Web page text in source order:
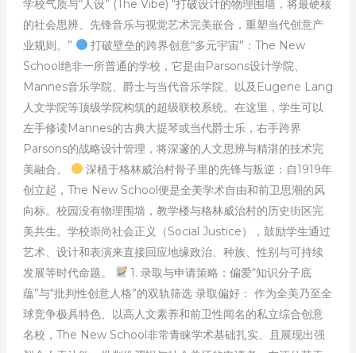
学校气质与“人设” (The Vibe) “打破设计的物理围墙，将最硬核
的社会思辨、先锋音乐与视觉艺术完美嵌合，重塑当代创意产
业规则。”
打破壁垒的跨界创意“多元宇宙”：The New
School绝非一所普通的学校，它是由Parsons设计学院、
Mannes音乐学院、爵士与当代音乐学院、以及Eugene Lang
人文学院等顶级学院构筑的超级联校系统。在这里，学生可以
左手修读Mannes的古典大提琴或当代爵士乐，右手跨界
Parsons的战略设计管理，将深邃的人文思辨与精湛的技术完
美融合。
深植于格林威治村骨子里的先锋与叛逆：自1919年
创立起，The New School便是全美学术自由和前卫思潮的风
向标。校园没有物理围墙，教学楼与格林威治村的历史街区完
美共生。学校崇尚社会正义（Social Justice），鼓励学生通过
艺术、设计和表演来直接回应地缘政治、种族、性别与可持续
发展等时代命题。
1. 录取与申请策略：偏爱“知识分子底
蕴”与“批判性创意人格”的双轨筛选 录取偏好： 作为全美乃至全
球竞争极具特色、以高人文素养和前卫性闻名的私立综合创意
名校，The New School非常青睐学术基础扎实、且展现出强